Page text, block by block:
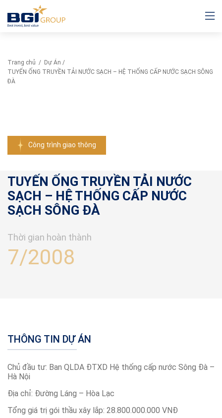
Trang chủ / Dự Án /
TUYẾN ỐNG TRUYỀN TẢI NƯỚC SẠCH – HỆ THỐNG CẤP NƯỚC SẠCH SÔNG
ĐÀ
Công trình giao thông
TUYẾN ỐNG TRUYỀN TẢI NƯỚC
SẠCH – HỆ THỐNG CẤP NƯỚC
SẠCH SÔNG ĐÀ
Thời gian hoàn thành
7/2008
THÔNG TIN DỰ ÁN
Chủ đầu tư: Ban QLDA ĐTXD Hệ thống cấp nước Sông Đà –
Hà Nội
Địa chỉ: Đường Láng – Hòa Lạc
Tổng giá trị gói thầu xây lắp: 28.800.000.000 VNĐ